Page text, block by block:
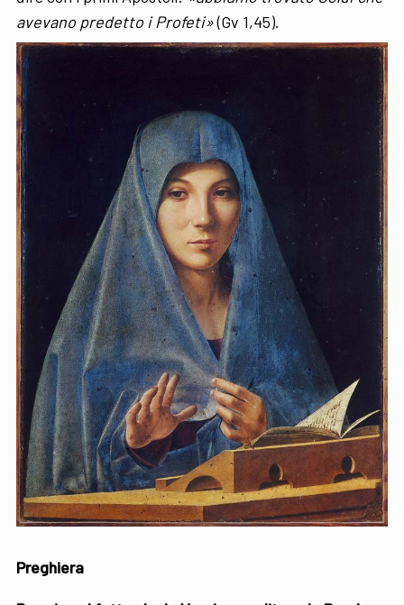
avevano predetto i Profeti»(Gv 1,45).
Preghiera